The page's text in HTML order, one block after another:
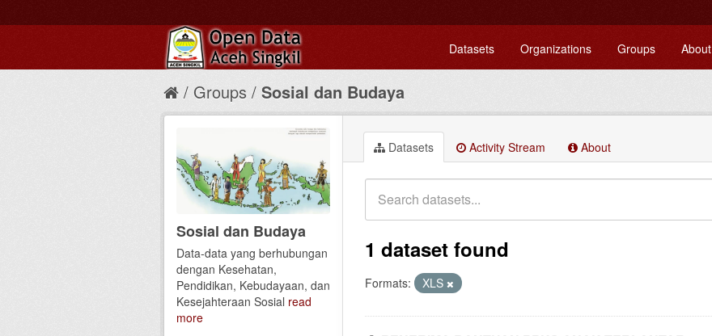
Datasets Organizations Groups About
Groups Sosial dan Budaya
Datasets Activity Stream About
1 dataset found
Formats: XLS
Sosial dan Budaya
Data-data yang berhubungan
dengan Kesehatan,
Pendidikan, Kebudayaan, dan
Kesejahteraan Sosial read
more